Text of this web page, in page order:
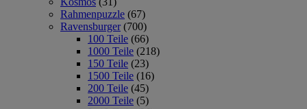
Rahmenpuzzle (67)
Ravensburger (700)
100 Teile (66)
1000 Teile (218)
150 Teile (23)
1500 Teile (16)
200 Teile (45)
2000 Teile (5)